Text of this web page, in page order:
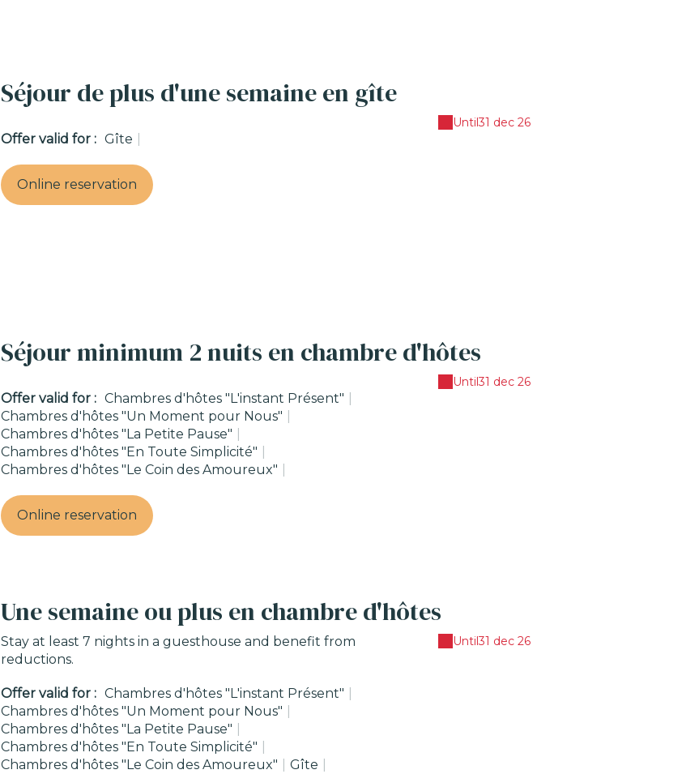
Séjour de plus d'une semaine en gîte
Offer valid for : Gîte
Online reservation
Until31 dec 26
Séjour minimum 2 nuits en chambre d'hôtes
Offer valid for : Chambres d'hôtes "L'instant Présent"
Chambres d'hôtes "Un Moment pour Nous"
Chambres d'hôtes "La Petite Pause"
Chambres d'hôtes "En Toute Simplicité"
Chambres d'hôtes "Le Coin des Amoureux"
Online reservation
Until31 dec 26
Une semaine ou plus en chambre d'hôtes
Stay at least 7 nights in a guesthouse and benefit from
reductions.
Offer valid for : Chambres d'hôtes "L'instant Présent"
Chambres d'hôtes "Un Moment pour Nous"
Chambres d'hôtes "La Petite Pause"
Chambres d'hôtes "En Toute Simplicité"
Chambres d'hôtes "Le Coin des Amoureux"
Gîte
Until31 dec 26